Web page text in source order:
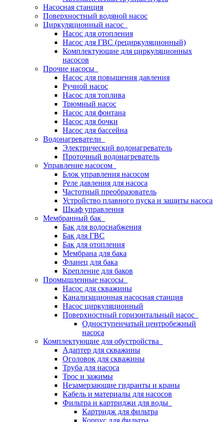
Насосная станция
Поверхностный водяной насос
Циркуляционный насос
Насос для отопления
Насос для ГВС (рециркуляционный)
Комплектующие для циркуляционных
насосов
Прочие насосы
Насос для повышения давления
Ручной насос
Насос для топлива
Трюмный насос
Насос для фонтана
Насос для бочки
Насос для бассейна
Водонагреватели
Электрический водонагреватель
Проточный водонагреватель
Управление насосом
Блок управления насосом
Реле давления для насоса
Частотный преобразователь
Устройство плавного пуска и защиты насоса
Шкаф управления
Мембранный бак
Бак для водоснабжения
Бак для ГВС
Бак для отопления
Мембрана для бака
Фланец для бака
Крепление для баков
Промышленные насосы
Насос для скважины
Канализационная насосная станция
Насос циркуляционный
Поверхностный горизонтальный насос
Одноступенчатый центробежный
насоса
Комплектующие для обустройства
Адаптер для скважины
Оголовок для скважины
Труба для насоса
Трос и зажимы
Незамерзающие гидранты и краны
Кабель и материалы для насосов
Фильтра и картриджи для воды
Картридж для фильтра
Корпус для фильтра